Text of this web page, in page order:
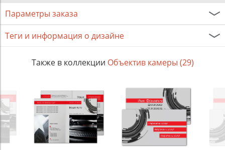
Параметры заказа
Теги и информация о дизайне
Также в коллекции Объектив камеры (29)